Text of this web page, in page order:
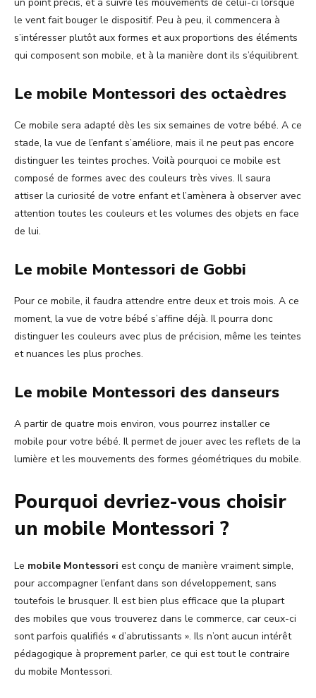
le vent fait bouger le dispositif. Peu à peu, il commencera à
s’intéresser plutôt aux formes et aux proportions des éléments
qui composent son mobile, et à la manière dont ils s’équilibrent.
Le mobile Montessori des octaèdres
Ce mobile sera adapté dès les six semaines de votre bébé. A ce
stade, la vue de l’enfant s’améliore, mais il ne peut pas encore
distinguer les teintes proches. Voilà pourquoi ce mobile est
composé de formes avec des couleurs très vives. Il saura
attiser la curiosité de votre enfant et l’amènera à observer avec
attention toutes les couleurs et les volumes des objets en face
de lui.
Le mobile Montessori de Gobbi
Pour ce mobile, il faudra attendre entre deux et trois mois. A ce
moment, la vue de votre bébé s’affine déjà. Il pourra donc
distinguer les couleurs avec plus de précision, même les teintes
et nuances les plus proches.
Le mobile Montessori des danseurs
A partir de quatre mois environ, vous pourrez installer ce
mobile pour votre bébé. Il permet de jouer avec les reflets de la
lumière et les mouvements des formes géométriques du mobile.
Pourquoi devriez-vous choisir
un mobile Montessori ?
Le mobile Montessori est conçu de manière vraiment simple,
pour accompagner l’enfant dans son développement, sans
toutefois le brusquer. Il est bien plus efficace que la plupart
des mobiles que vous trouverez dans le commerce, car ceux-ci
sont parfois qualifiés « d’abrutissants ». Ils n’ont aucun intérêt
pédagogique à proprement parler, ce qui est tout le contraire
du mobile Montessori.